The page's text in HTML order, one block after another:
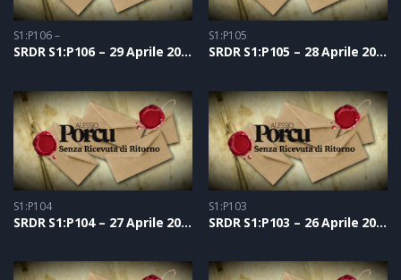
S1:P106 –
SRDR S1:P106 – 29 Aprile 2021
S1:P105
SRDR S1:P105 – 28 Aprile 2021
S1:P104
SRDR S1:P104 – 27 Aprile 2021
S1:P103
SRDR S1:P103 – 26 Aprile 2021